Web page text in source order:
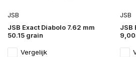
JSB
JSB Exact Diabolo 7.62 mm
50.15 grain
Vergelijk
JSB
JSB